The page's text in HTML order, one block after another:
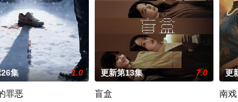
集 1.0
罪恶
更新第13集 7.0
盲盒
更
南戏